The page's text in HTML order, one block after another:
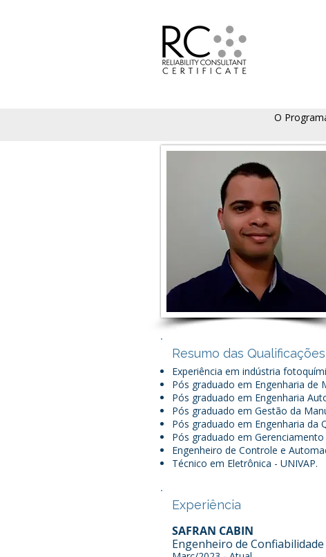
O
Resumo das Qualificações
Experiência em indústria
Pós graduado em Engenharia de
Pós graduado em Engenharia
Pós graduado em Gestão da
Pós graduado em Engenharia da
Pós graduado em
Engenheiro de Controle e
Técnico em Eletrônica - UNIVAP.
Experiência
SAFRAN CABIN
Engenheiro de Confiabilidade